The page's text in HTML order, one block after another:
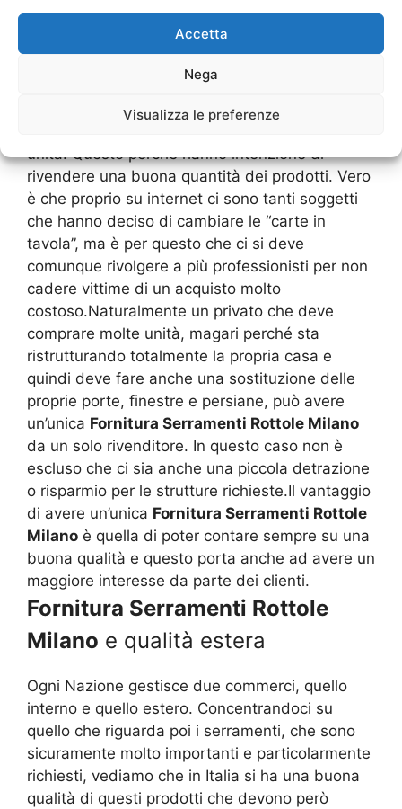
Accetta
Nega
Visualizza le preferenze
sono determinate caratteristiche.Se un utente
ha bisogno di avere una porta o un portone
rivolgersi a dei professionisti di
Serramenti Rottole Milano, perché essi
unità. Questo perché hanno intenzione di
rivendere una buona quantità dei prodotti. Vero
è che proprio su internet ci sono tanti soggetti
che hanno deciso di cambiare le “carte in
tavola”, ma è per questo che ci si deve
comunque rivolgere a più professionisti per non
cadere vittime di un acquisto molto
costoso.Naturalmente un privato che deve
comprare molte unità, magari perché sta
ristrutturando totalmente la propria casa e
quindi deve fare anche una sostituzione delle
proprie porte, finestre e persiane, può avere
un’unica Fornitura Serramenti Rottole Milano
da un solo rivenditore. In questo caso non è
escluso che ci sia anche una piccola detrazione
o risparmio per le strutture richieste.Il vantaggio
di avere un’unica Fornitura Serramenti Rottole
Milano è quella di poter contare sempre su una
buona qualità e questo porta anche ad avere un
maggiore interesse da parte dei clienti.
Fornitura Serramenti Rottole
Milano e qualità estera
Ogni Nazione gestisce due commerci, quello
interno e quello estero. Concentrandoci su
quello che riguarda poi i serramenti, che sono
sicuramente molto importanti e particolarmente
richiesti, vediamo che in Italia si ha una buona
qualità di questi prodotti che devono però